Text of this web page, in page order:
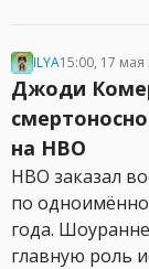
ILYA15:00, 17 мая
Джоди
на HBO
HBO заказал
по
года.
главную роль